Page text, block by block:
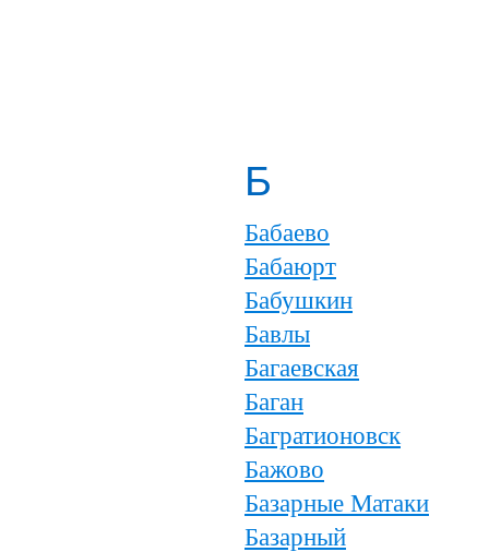
Б
Бабаево
Бабаюрт
Бабушкин
Бавлы
Багаевская
Баган
Багратионовск
Бажово
Базарные Матаки
Базарный